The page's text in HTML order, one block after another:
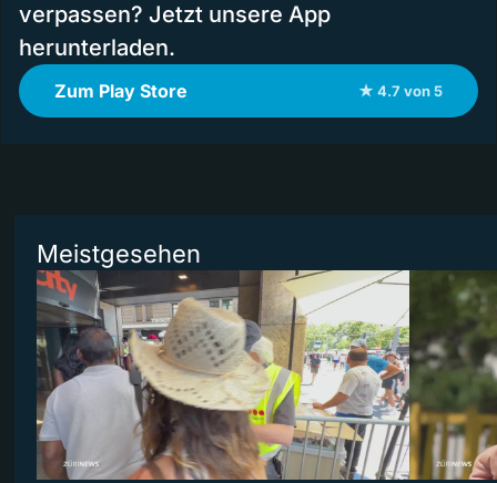
verpassen? Jetzt unsere App
herunterladen.
Zum Play Store ★ 4.7 von 5
Meistgesehen